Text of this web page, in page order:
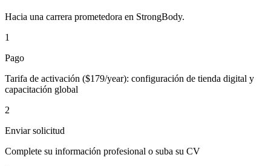
Hacia una carrera prometedora en StrongBody.
1
Pago
Tarifa de activación ($179/year): configuración de tienda digital y
capacitación global
2
Enviar solicitud
Complete su información profesional o suba su CV